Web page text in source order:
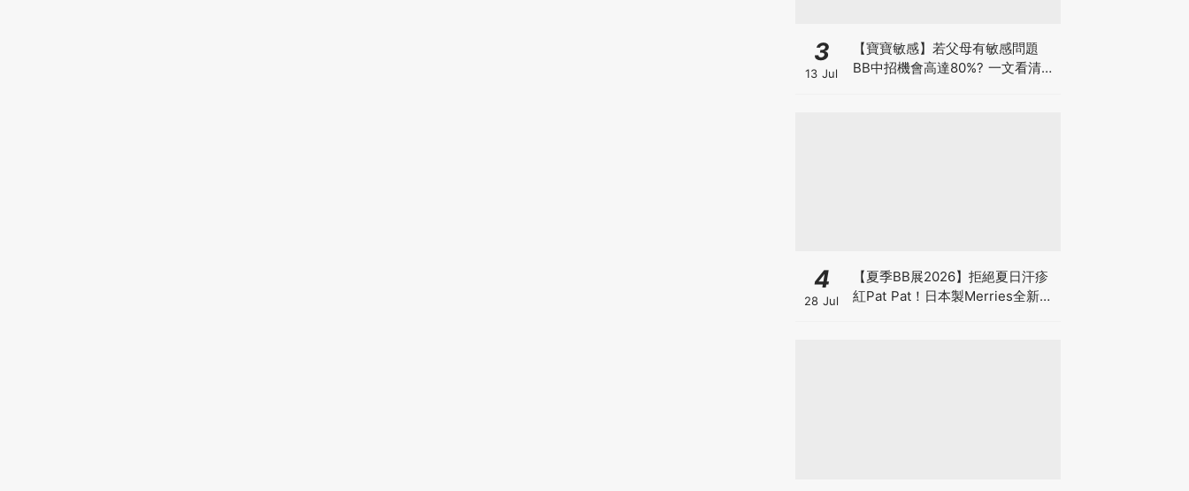
3
13 Jul
【寶寶敏感】若父母有敏感問題
BB中招機會高達80%? 一文看清預
4
28 Jul
【夏季BB展2026】拒絕夏日汗疹
紅Pat Pat！日本製Merries全新超